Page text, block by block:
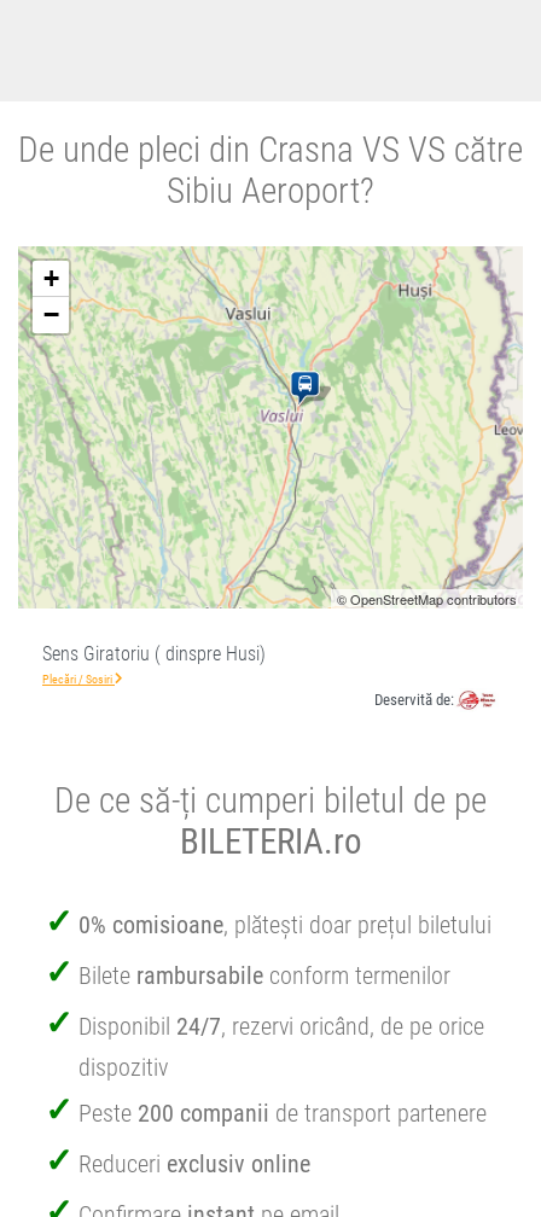
De unde pleci din Crasna VS VS către
Sibiu Aeroport?
+
−
© OpenStreetMap contributors
Sens Giratoriu ( dinspre Husi)
Plecări / Sosiri
Deservită de:
De ce să-ți cumperi biletul de pe
BILETERIA.ro
0% comisioane, plătești doar prețul biletului
Bilete rambursabile conform termenilor
Disponibil 24/7, rezervi oricând, de pe orice
dispozitiv
Peste 200 companii de transport partenere
Reduceri exclusiv online